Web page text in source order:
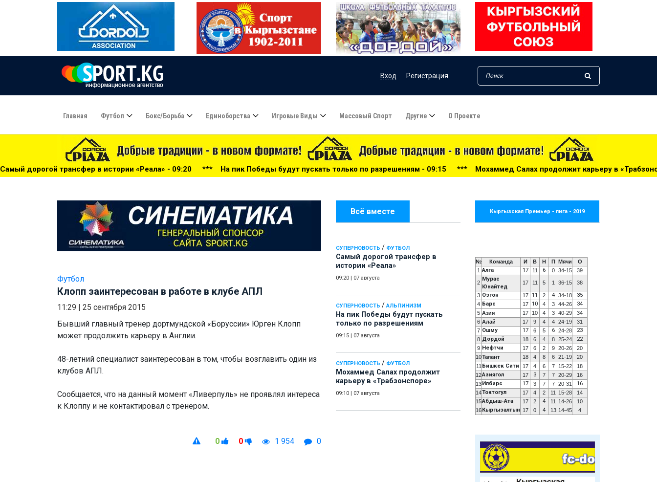
Вход Регистрация
Главная Футбол Бокс/борьба Единоборства Игровые Виды Массовый Спорт Другие О Проекте
в истории «Реала» - 09:20 ***На пик Победы будут пускать только по разрешениям - 09:15 ***Мохаммед Салах продолжит карьеру в «Трабзонспоре» - 09:10
Всё вместе
СУПЕРНОВОСТЬ / ФУТБОЛ
Самый дорогой трансфер в
истории «Реала»
09:20 07 августа
СУПЕРНОВОСТЬ / АЛЬПИНИЗМ
На пик Победы будут пускать
только по разрешениям
09:15 07 августа
СУПЕРНОВОСТЬ / ФУТБОЛ
Мохаммед Салах продолжит
карьеру в «Трабзонспоре»
09:10 07 августа
Футбол
Клопп заинтересован в работе в клубе АПЛ
11:29
25 сентября 2015
Бывший главный тренер дортмундской «Боруссии» Юрген Клопп
может продолжить карьеру в Англии.
48-летний специалист заинтересован в том, чтобы возглавить один из
клубов АПЛ.
Сообщается, что на данный момент «Ливерпуль» не проявлял интереса
к Клоппу и не контактировал с тренером.
0 0 1 954 0
Кыргызская Премьер - лига - 2019
№ Команда И В Н П Мячи
О
1 Алга 17 11 6 0 34-15 39
2
Мурас
Юнайтед
17 11 5 1 36-15 38
3 Озгон 17 11 2 4 34-18 35
4 Барс 17 10 4 3 44-26 34
5 Азия 17 10 4 3 40-29
34
6 Алай 17 9 4 4 24-19
31
7 Ошму 17 6 5 6 24-28 23
8 Дордой 18 6 4 8 25-24 22
9 Нефтчи 17 6 2 9 20-26
20
10Талант 18 4 8 6 21-19
20
11 Бишкек Сити 17 4 6 7 15-22
18
12Азиягол 17 3 7 7 20-29
16
13 Илбирс 17 3 7 7 20-31 16
14Токтогул 17 4 2 11 15-28
14
15Абдыш-Ата 17 2 4 11 14-26
10
16 Кыргызалтын 17 0 4 13 14-45 4